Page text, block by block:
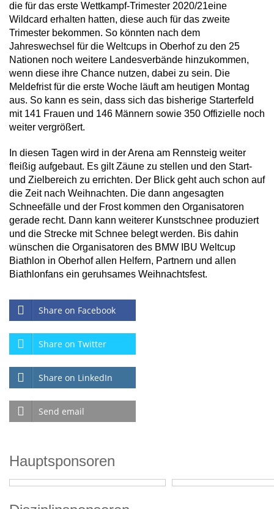
die für das erste Wettkampf-Trimester 2020/21eine
Wildcard erhalten hatten, diese auch für das zweite
Trimester bekommen. So könnten nach dem
Jahreswechsel für die Weltcups in Oberhof zu den 25
Nationen noch weitere Landesverbände hinzukommen,
wenn diese ihre Chance nutzen, dabei zu sein. Die
Meldefrist für die erste Woche läuft am heutigen Montag
aus. So kann es sein, dass sich das bisherige Starterfeld
mit 141 Frauen und 146 Männern sowie 350 Offizielle noch
weiter vergrößert.
In diesen Tagen wird in der Arena am Rennsteig weiter
fleißig aufgebaut. Es gilt Zäune zu stellen und den Start-
und Zielbereich zu errichten. Der Blick geht auch schon auf
die Zeit nach Weihnachten. Die dann angesagten
Schneefälle und der Frost kommen den Organisatoren
gerade recht. Dann kann weiterer Kunstschnee produziert
und die Strecke mit Schnee belegt werden. Bis dahin
wünschen die Organisatoren des BMW IBU Weltcup
Biathlon in Oberhof allen Helfern, Partnern und allen
Biathlonfans ein geruhsames Weihnachtsfest.
Share on Facebook
Share on Twitter
Share on LinkedIn
Send email
Hauptsponsoren